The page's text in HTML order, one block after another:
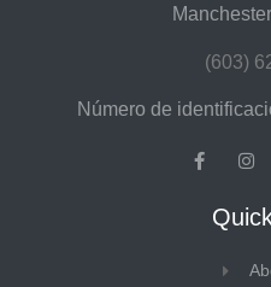
(603)
Número de